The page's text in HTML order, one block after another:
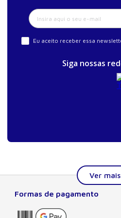
30. Mastite puerperal
31. Infecção puerperal
Eu aceito receber essa
Siga nossas
Formas de pagamento